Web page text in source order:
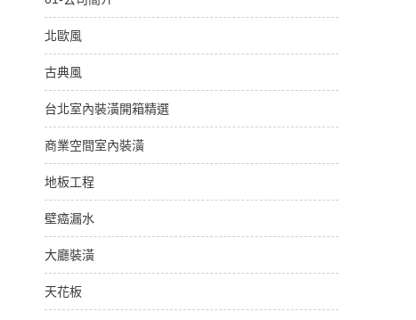
北歐風
古典風
台北室內裝潢開箱精選
商業空間室內裝潢
地板工程
壁癌漏水
大廳裝潢
天花板